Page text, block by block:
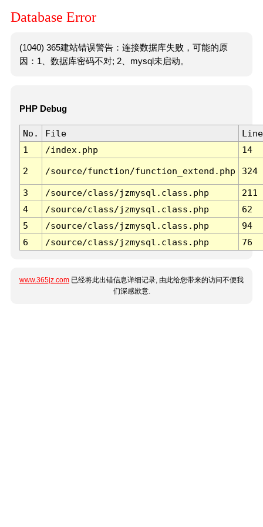
Database Error
(1040) 365建站错误警告：连接数据库失败，可能的原
因：1、数据库密码不对; 2、mysql未启动。
PHP Debug
No. File
Line
1
/index.php 14
2 /source/function/function_extend.php 324
3 /source/class/jzmysql.class.php
211
4
/source/class/jzmysql.class.php
62
5
/source/class/jzmysql.class.php
94
6
/source/class/jzmysql.class.php 76
www.365jz.com 已经将此出错信息详细记录, 由此给您带来的访问不便我
们深感歉意.